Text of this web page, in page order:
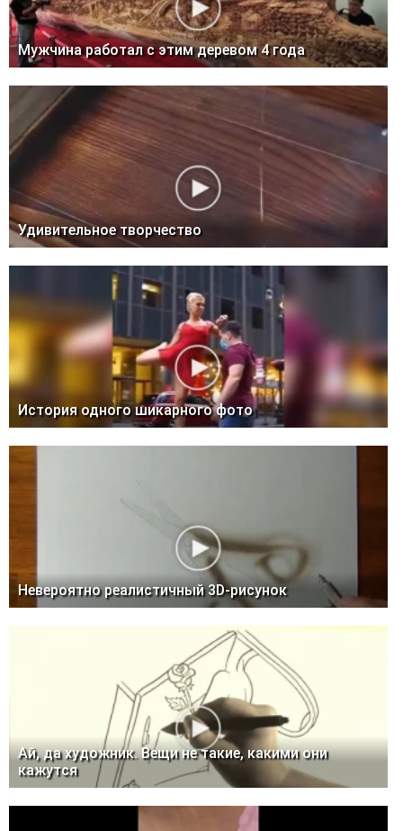
Мужчина работал с этим деревом 4 года
Удивительное творчество
История одного шикарного фото
Невероятно реалистичный 3D-рисунок
Ай, да художник. Вещи не такие, какими они
кажутся